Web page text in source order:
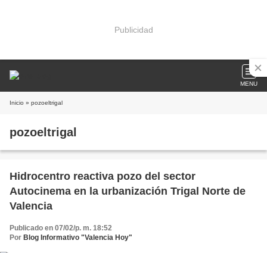
Publicidad
MENU
Inicio » pozoeltrigal
pozoeltrigal
Hidrocentro reactiva pozo del sector
Autocinema en la urbanización Trigal Norte de
Valencia
Publicado en 07/02/p. m. 18:52
Por Blog Informativo "Valencia Hoy"